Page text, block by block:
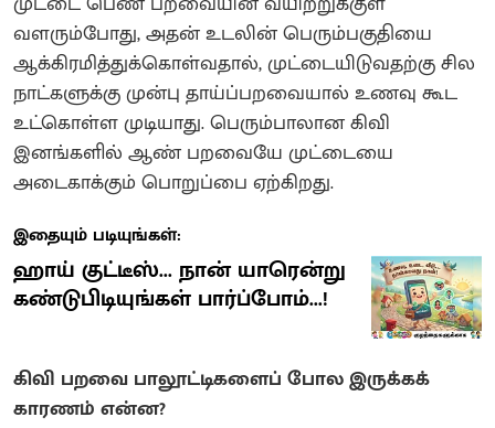
வளரும்போது, அதன் உடலின் பெரும்பகுதியை
ஆக்கிரமித்துக்கொள்வதால், முட்டையிடுவதற்கு சில
நாட்களுக்கு முன்பு தாய்ப்பறவையால் உணவு கூட
உட்கொள்ள முடியாது. பெரும்பாலான கிவி
இனங்களில் ஆண் பறவையே முட்டையை
அடைகாக்கும் பொறுப்பை ஏற்கிறது.
இதையும் படியுங்கள்:
ஹாய் குட்டீஸ்... நான் யாரென்று
கண்டுபிடியுங்கள் பார்ப்போம்...!
கிவி பறவை பாலூட்டிகளைப் போல இருக்கக்
காரணம் என்ன?